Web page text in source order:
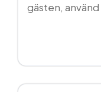
gästen,